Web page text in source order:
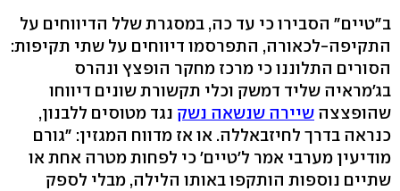
ב"טיים" הסבירו כי עד כה, במסגרת שלל הדיווחים על
התקיפה-לכאורה, התפרסמו דיווחים על שתי תקיפות:
הסורים התלוננו כי מרכז מחקר הופצץ ונהרס
בג'מראיה שליד דמשק וכלי תקשורת שונים דיווחו
שהופצצה שיירה שנשאה נשק נגד מטוסים ללבנון,
כנראה בדרך לחיזבאללה. או אז מדווח המגזין: "גורם
מודיעין מערבי אמר ל'טיים' כי לפחות מטרה אחת או
שתיים נוספות הותקפו באותו הלילה, מבלי לספק